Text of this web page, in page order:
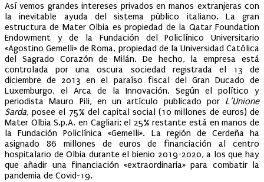
Así vemos grandes intereses privados en manos extranjeras con
la inevitable ayuda del sistema público italiano. La gran
estructura de Mater Olbia es propiedad de la Qatar Foundation
Endowment y de la Fundación del Policlínico Universitario
«Agostino Gemelli» de Roma, propiedad de la Universidad Católica
del Sagrado Corazón de Milán. De hecho, la empresa está
controlada por una oscura sociedad registrada el 13 de
diciembre de 2013 en el paraíso fiscal del Gran Ducado de
Luxemburgo, el Arca de la Innovación. Según el político y
periodista Mauro Pili, en un artículo publicado por L’Unione
Sarda, posee el 75% del capital social (10 millones de euros) de
Mater Olbia S.p.A. en Cagliari; el 25% restante está en manos de
la Fundación Policlínica «Gemelli». La región de Cerdeña ha
asignado 86 millones de euros de financiación al centro
hospitalario de Olbia durante el bienio 2019-2020, a los que hay
que añadir una financiación «extraordinaria» para combatir la
pandemia de Covid-19.